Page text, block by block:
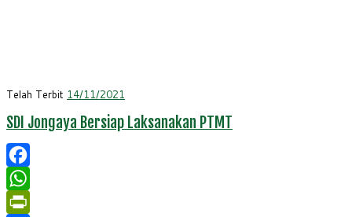
Telah Terbit 14/11/2021
SDI Jongaya Bersiap Laksanakan PTMT
Facebook
WhatsApp